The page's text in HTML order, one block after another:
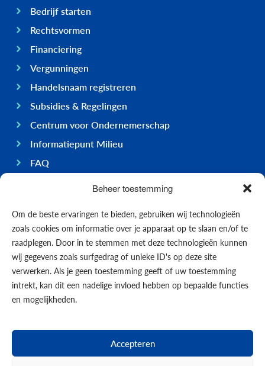
Beheer toestemming
Om de beste ervaringen te bieden, gebruiken wij technologieën
zoals cookies om informatie over je apparaat op te slaan en/of te
raadplegen. Door in te stemmen met deze technologieën kunnen
wij gegevens zoals surfgedrag of unieke ID's op deze site
verwerken. Als je geen toestemming geeft of uw toestemming
intrekt, kan dit een nadelige invloed hebben op bepaalde functies
en mogelijkheden.
Accepteren
Bedrijf starten
Rechtsvormen
Financiering
Vergunningen
Handelsnaam registreren
Subsidies & Regelingen
Centrum voor Ondernemerschap
Informatiepunt Milieu
FAQ
Ondernemen op Bonaire
Economie
Regering
Infrastructuur
Algemeen
Contact opnemen
Events